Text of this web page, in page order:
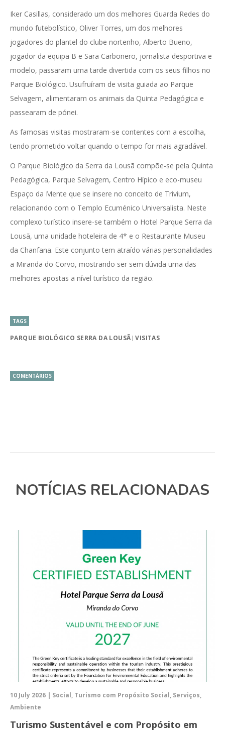
Iker Casillas, considerado um dos melhores Guarda Redes do
mundo futebolístico, Oliver Torres, um dos melhores
jogadores do plantel do clube nortenho, Alberto Bueno,
jogador da equipa B e Sara Carbonero, jornalista desportiva e
modelo, passaram uma tarde divertida com os seus filhos no
Parque Biológico. Usufruíram de visita guiada ao Parque
Selvagem, alimentaram os animais da Quinta Pedagógica e
passearam de pónei.
As famosas visitas mostraram-se contentes com a escolha,
tendo prometido voltar quando o tempo for mais agradável.
O Parque Biológico da Serra da Lousã compõe-se pela Quinta
Pedagógica, Parque Selvagem, Centro Hípico e eco-museu
Espaço da Mente que se insere no conceito de Trivium,
relacionando com o Templo Ecuménico Universalista. Neste
complexo turístico insere-se também o Hotel Parque Serra da
Lousã, uma unidade hoteleira de 4* e o Restaurante Museu
da Chanfana. Este conjunto tem atraído várias personalidades
a Miranda do Corvo, mostrando ser sem dúvida uma das
melhores apostas a nível turístico da região.
TAGS
PARQUE BIOLÓGICO SERRA DA LOUSÃ VISITAS
COMENTÁRIOS
NOTÍCIAS RELACIONADAS
10 July 2026 | Social, Turismo com Propósito Social, Serviços,
Ambiente
Turismo Sustentável e com Propósito em